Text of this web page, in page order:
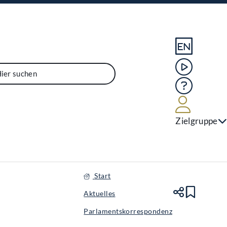
Sprache
Mediathek
Hilfe
Zielgruppe
Start
Aktuelles
Parlamentskorrespondenz